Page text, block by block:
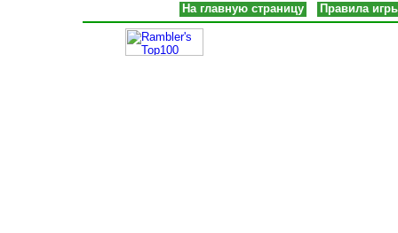
На главную страницу Правила